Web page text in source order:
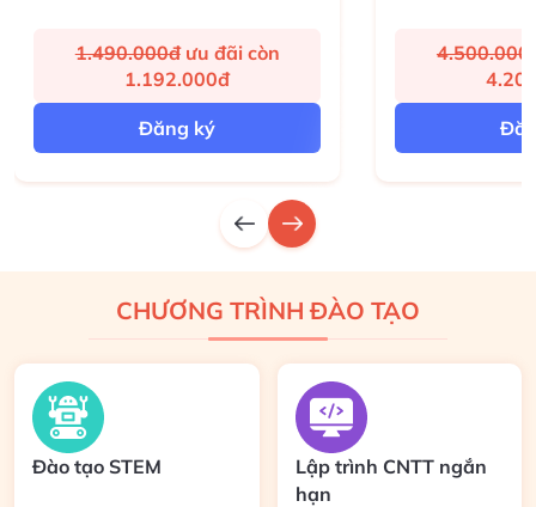
1.490.000đưu đãi còn
1.192.000đ
Đăng ký
CHƯƠNG TRÌNH ĐÀO TẠO
Đào tạo STEM
Lập trình CNTT ngắn
hạn